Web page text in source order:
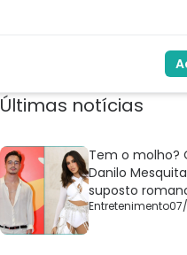
Últimas notícias
Tem o molho?
Danilo
suposto
Entretenimento